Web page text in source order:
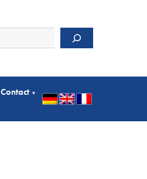
Contact ▾